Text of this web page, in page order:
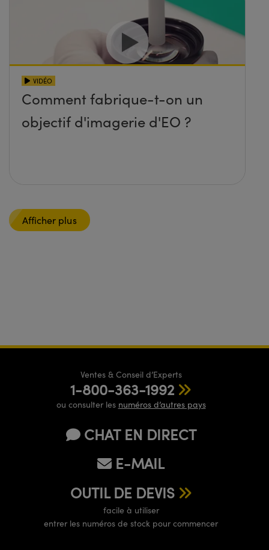
VIDÉO
Comment fabrique-t-on un
objectif d'imagerie d'EO ?
Afficher plus
Ventes & Conseil d’Experts
1-800-363-1992
ou consulter les numéros d’autres pays
CHAT EN DIRECT
E-MAIL
OUTIL DE DEVIS
facile à utiliser
entrer les numéros de stock pour commencer